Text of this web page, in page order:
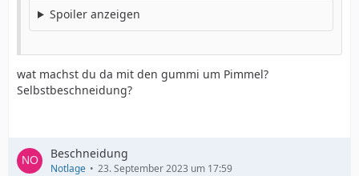
Spoiler anzeigen
wat machst du da mit den gummi um Pimmel?
Selbstbeschneidung?
Beschneidung
Notlage 23. September 2023 um 17:59